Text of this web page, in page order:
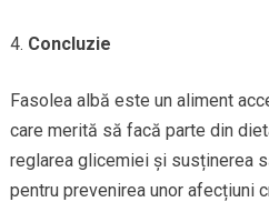
Concluzie
Fasolea albă este un aliment
care merită să facă parte din
reglarea glicemiei și susținerea
pentru prevenirea unor afecțiuni